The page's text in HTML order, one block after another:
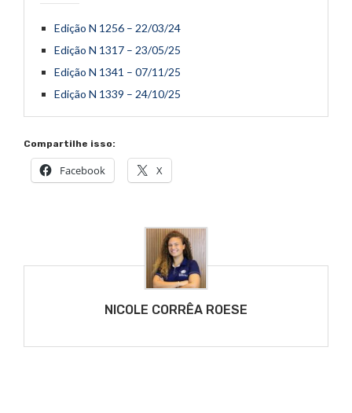
Edição N 1256 – 22/03/24
Edição N 1317 – 23/05/25
Edição N 1341 – 07/11/25
Edição N 1339 – 24/10/25
Compartilhe isso:
Facebook X
NICOLE CORRÊA ROESE